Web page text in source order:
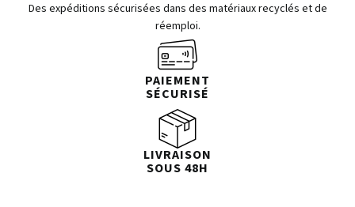
Des expéditions sécurisées dans des matériaux recyclés et de
réemploi.
PAIEMENT
SÉCURISÉ
LIVRAISON
SOUS 48H